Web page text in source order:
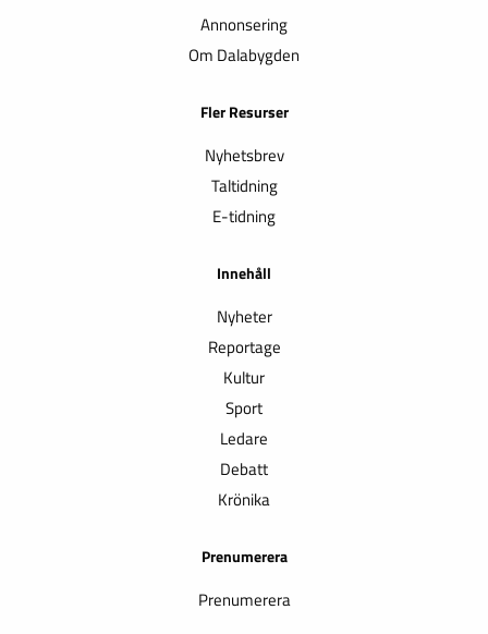
Annonsering
Om Dalabygden
Fler Resurser
Nyhetsbrev
Taltidning
E-tidning
Innehåll
Nyheter
Reportage
Kultur
Sport
Ledare
Debatt
Krönika
Prenumerera
Prenumerera